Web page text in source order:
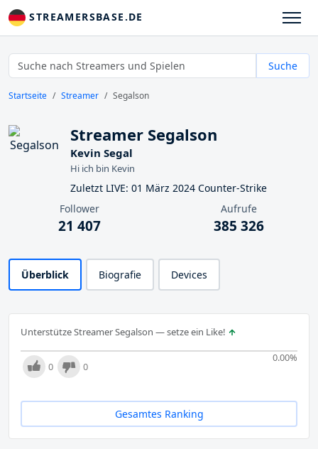
STREAMERSBASE.DE
Suche
Startseite Streamer Segalson
Streamer Segalson
Kevin Segal
Hi ich bin Kevin
Zuletzt LIVE: 01 März 2024 Counter-Strike
Follower
21 407
Aufrufe
385 326
Überblick Biografie Devices
Unterstütze Streamer Segalson — setze ein Like!
0.00%
0 0
Gesamtes Ranking